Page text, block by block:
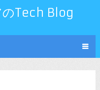
のTech Blog